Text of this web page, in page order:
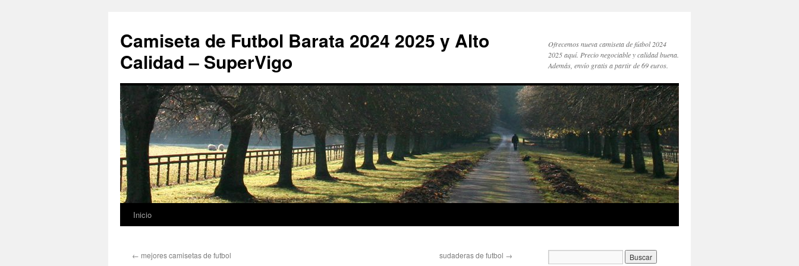
Camiseta de Futbol Barata 2024 2025 y Alto
Calidad – SuperVigo
Ofrecemos nueva camiseta de fútbol 2024
2025 aquí. Precio negociable y calidad buena.
Además, envío gratis a partir de 69 euros.
Saltar
contenido
Inicio
← mejores camisetas de futbol sudaderas de futbol →